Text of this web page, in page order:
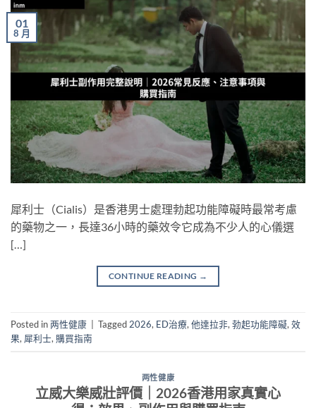
01
8 月
犀利士（Cialis）是香港男士處理勃起功能障礙時最常考慮
的藥物之一，長達36小時的藥效令它成為不少人的心儀選
[…]
CONTINUE READING →
Posted in两性健康 Tagged 2026, ED治療, 他達拉非, 勃起功能障礙, 效
果, 犀利士, 購買指南
两性健康
立威大樂威壯評價｜2026香港用家真實心